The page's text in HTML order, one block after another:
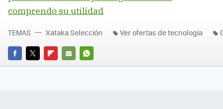
comprendo su utilidad
FACEBOOK
TWITTERFLIPBOARD
E-
WHATSAPP
TEMAS Xataka Selección Ver ofertas de tecnología